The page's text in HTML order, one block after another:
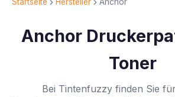
Anchor
Toner
Bei Tintenfuzzy finden Sie für